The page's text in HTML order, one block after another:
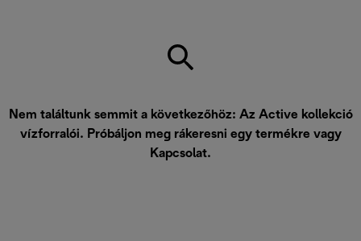
Nem találtunk semmit a következőhöz: Az Active kollekció
vízforralói. Próbáljon meg rákeresni egy termékre vagy
Kapcsolat.